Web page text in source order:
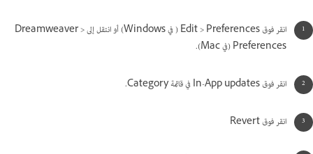
انقر فوق Edit > Preferences ( في Windows) أو انتقل إلى Dreamweaver >
Preferences (في Mac).
انقر فوق In-App updates في قائمة Category.
انقر فوق Revert